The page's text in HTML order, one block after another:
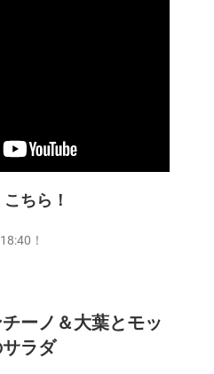
ちら！
！
ーノ＆大葉とモッ
ラダ